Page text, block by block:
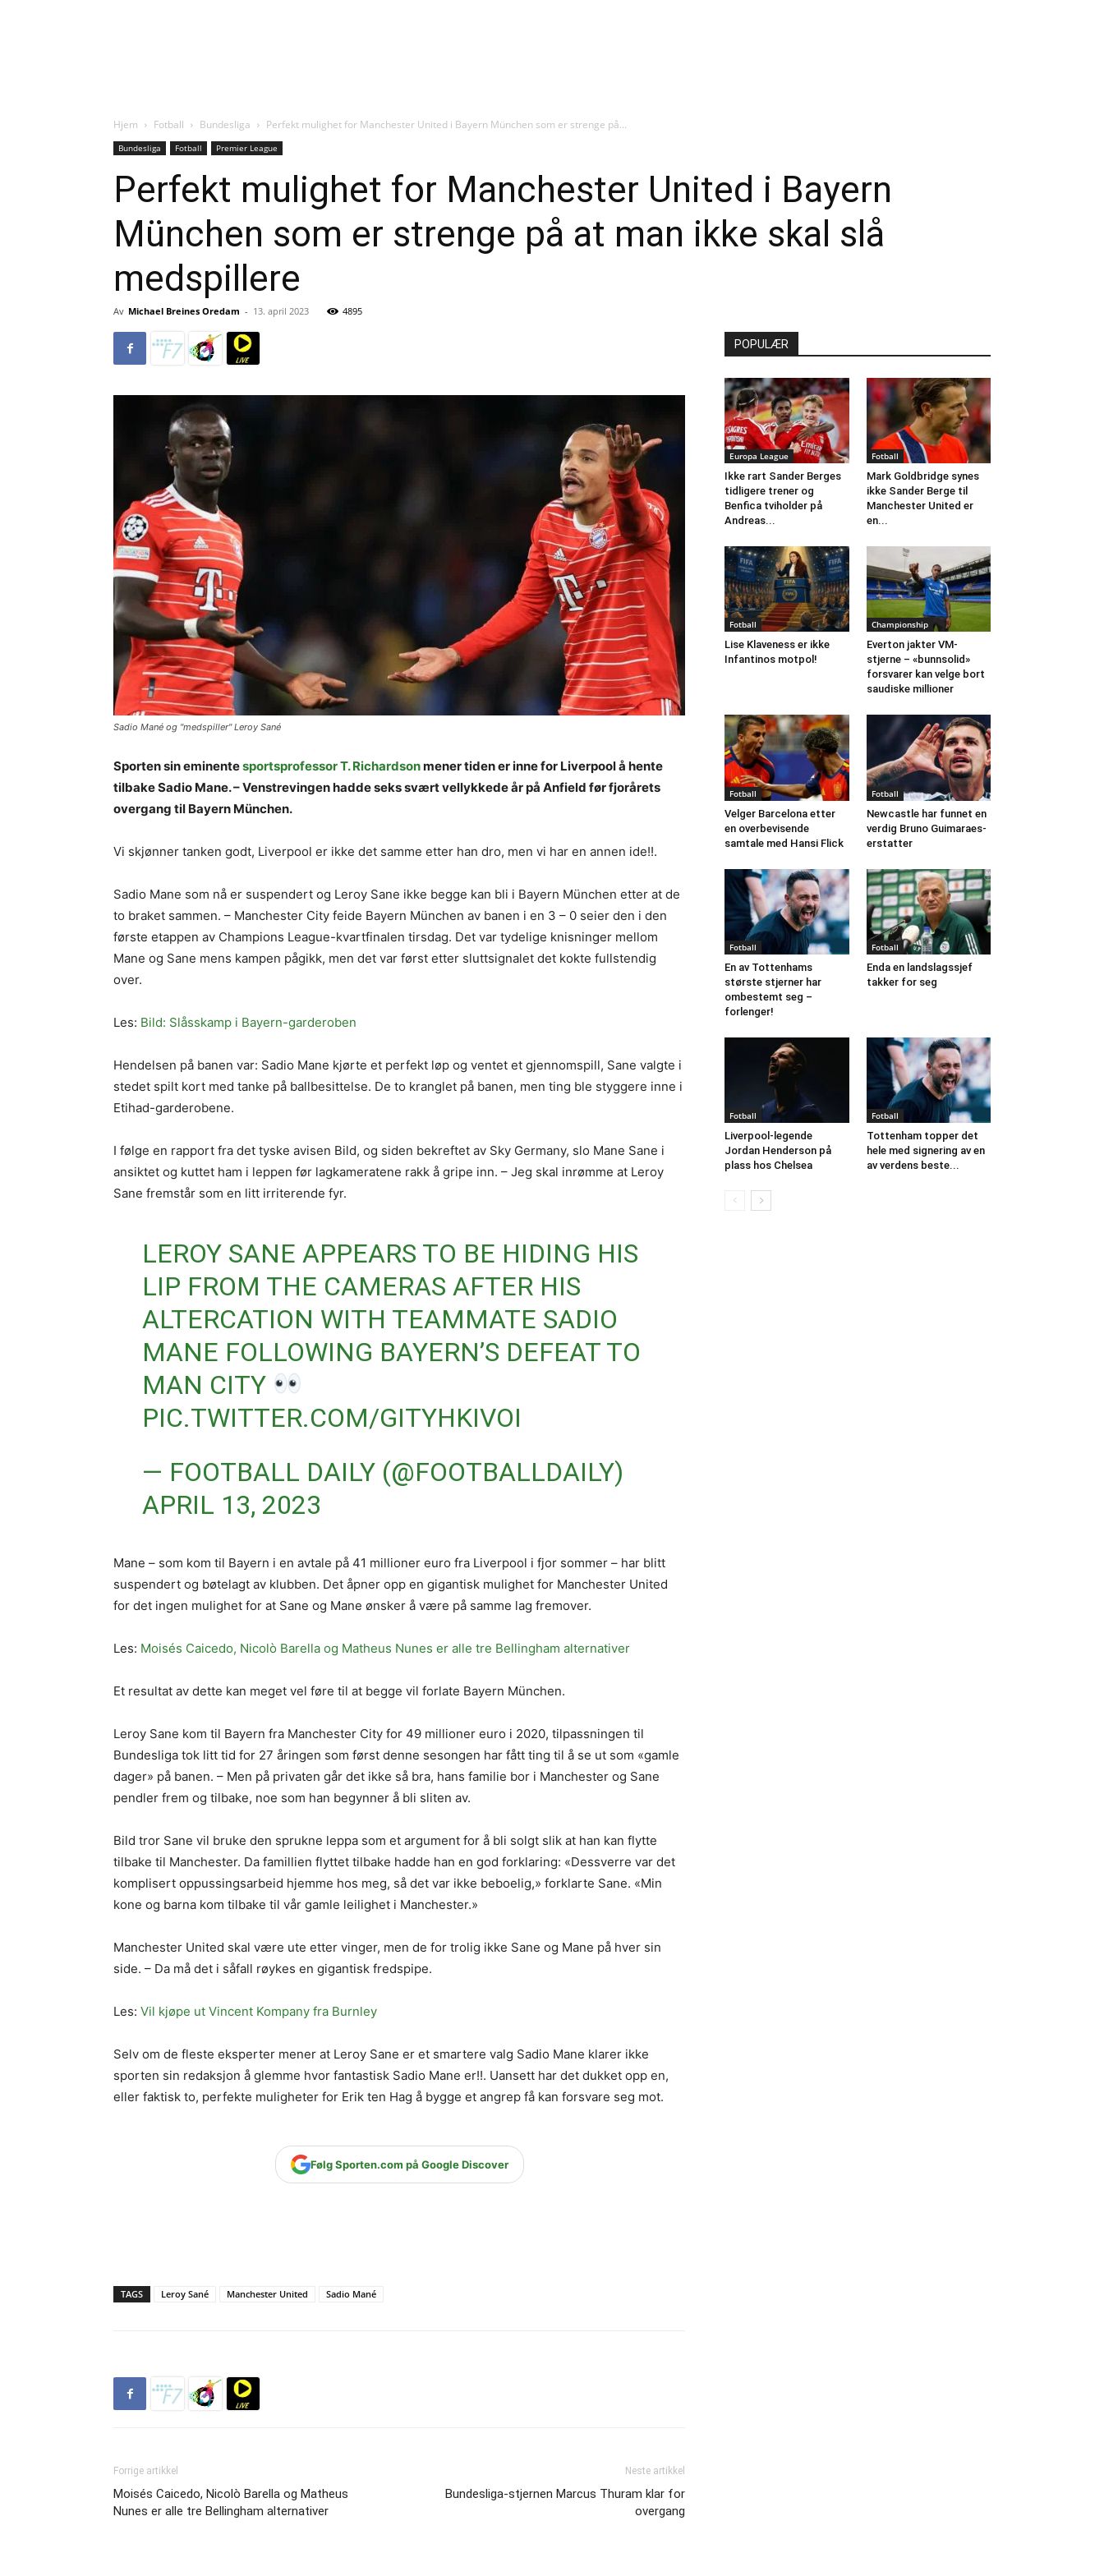
Hjem Fotball Bundesliga Perfekt mulighet for Manchester United i Bayern München som er strenge på...
Bundesliga Fotball Premier League
Perfekt mulighet for Manchester United i Bayern
München som er strenge på at man ikke skal slå
medspillere
Av Michael Breines Oredam - 13. april 2023 4895
Sadio Mané og "medspiller" Leroy Sané
Sporten sin eminentesportsprofessor T. Richardsonmener tiden er inne for Liverpool å hente
tilbake Sadio Mane. – Venstrevingen hadde seks svært vellykkede år på Anfield før fjorårets
overgang til Bayern München.
Vi skjønner tanken godt, Liverpool er ikke det samme etter han dro, men vi har en annen ide!!.
Sadio Mane som nå er suspendert og Leroy Sane ikke begge kan bli i Bayern München etter at de
to braket sammen. – Manchester City feide Bayern München av banen i en 3 – 0 seier den i den
første etappen av Champions League-kvartfinalen tirsdag. Det var tydelige knisninger mellom
Mane og Sane mens kampen pågikk, men det var først etter sluttsignalet det kokte fullstendig
over.
Les: Bild: Slåsskamp i Bayern-garderoben
Hendelsen på banen var: Sadio Mane kjørte et perfekt løp og ventet et gjennomspill, Sane valgte i
stedet spilt kort med tanke på ballbesittelse. De to kranglet på banen, men ting ble styggere inne i
Etihad-garderobene.
I følge en rapport fra det tyske avisen Bild, og siden bekreftet av Sky Germany, slo Mane Sane i
ansiktet og kuttet ham i leppen før lagkameratene rakk å gripe inn. – Jeg skal inrømme at Leroy
Sane fremstår som en litt irriterende fyr.
LEROY SANE APPEARS TO BE HIDING HIS
LIP FROM THE CAMERAS AFTER HIS
ALTERCATION WITH TEAMMATE SADIO
MANE FOLLOWING BAYERN’S DEFEAT TO
MAN CITY
PIC.TWITTER.COM/GITYHKIVOI
— FOOTBALL DAILY (@FOOTBALLDAILY)
APRIL 13, 2023
Mane – som kom til Bayern i en avtale på 41 millioner euro fra Liverpool i fjor sommer – har blitt
suspendert og bøtelagt av klubben. Det åpner opp en gigantisk mulighet for Manchester United
for det ingen mulighet for at Sane og Mane ønsker å være på samme lag fremover.
Les: Moisés Caicedo, Nicolò Barella og Matheus Nunes er alle tre Bellingham alternativer
Et resultat av dette kan meget vel føre til at begge vil forlate Bayern München.
Leroy Sane kom til Bayern fra Manchester City for 49 millioner euro i 2020, tilpassningen til
Bundesliga tok litt tid for 27 åringen som først denne sesongen har fått ting til å se ut som «gamle
dager» på banen. – Men på privaten går det ikke så bra, hans familie bor i Manchester og Sane
pendler frem og tilbake, noe som han begynner å bli sliten av.
Bild tror Sane vil bruke den sprukne leppa som et argument for å bli solgt slik at han kan flytte
tilbake til Manchester. Da famillien flyttet tilbake hadde han en god forklaring: «Dessverre var det
komplisert oppussingsarbeid hjemme hos meg, så det var ikke beboelig,» forklarte Sane. «Min
kone og barna kom tilbake til vår gamle leilighet i Manchester.»
Manchester United skal være ute etter vinger, men de for trolig ikke Sane og Mane på hver sin
side. – Da må det i såfall røykes en gigantisk fredspipe.
Les: Vil kjøpe ut Vincent Kompany fra Burnley
Selv om de fleste eksperter mener at Leroy Sane er et smartere valg Sadio Mane klarer ikke
sporten sin redaksjon å glemme hvor fantastisk Sadio Mane er!!. Uansett har det dukket opp en,
eller faktisk to, perfekte muligheter for Erik ten Hag å bygge et angrep få kan forsvare seg mot.
Følg Sporten.com på Google Discover
TAGS Leroy Sané Manchester United Sadio Mané
Forrige artikkel
Moisés Caicedo, Nicolò Barella og Matheus
Nunes er alle tre Bellingham alternativer
Neste artikkel
Bundesliga-stjernen Marcus Thuram klar for
overgang
POPULÆR
Europa League
Ikke rart Sander Berges
tidligere trener og
Benfica tviholder på
Andreas...
Fotball
Mark Goldbridge synes
ikke Sander Berge til
Manchester United er
en...
Fotball
Lise Klaveness er ikke
Infantinos motpol!
Championship
Everton jakter VM-
stjerne – «bunnsolid»
forsvarer kan velge bort
saudiske millioner
Fotball
Velger Barcelona etter
en overbevisende
samtale med Hansi Flick
Fotball
Newcastle har funnet en
verdig Bruno Guimaraes-
erstatter
Fotball
En av Tottenhams
største stjerner har
ombestemt seg –
forlenger!
Fotball
Enda en landslagssjef
takker for seg
Fotball
Liverpool-legende
Jordan Henderson på
plass hos Chelsea
Fotball
Tottenham topper det
hele med signering av en
av verdens beste...